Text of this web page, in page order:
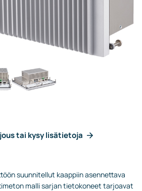
tai kysy lisätietoja
suunnitellut kaappiin asennettava
malli sarjan tietokoneet tarjoavat